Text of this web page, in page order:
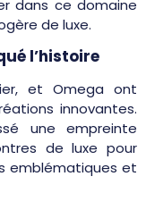
dans ce domaine
de luxe.
l’histoire
et Omega ont
innovantes.
une empreinte
de luxe pour
emblématiques et